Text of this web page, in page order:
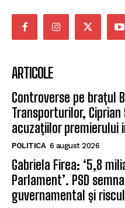
ARTICOLE
Controverse pe brațul
Transporturilor,
acuzațiilor premierului
POLITICA 6 august 2026
Gabriela Firea: ‘5,8
Parlament’. PSD
guvernamental și